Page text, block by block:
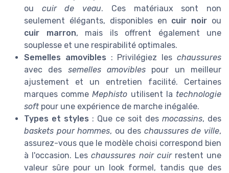
ou cuir de veau. Ces matériaux sont non
seulement élégants, disponibles en cuir noir ou
cuir marron, mais ils offrent également une
souplesse et une respirabilité optimales.
Semelles amovibles : Privilégiez leschaussures
avec des semelles amovibles pour un meilleur
ajustement et un entretien facilité. Certaines
marques commeMephisto utilisent la technologie
softpour une expérience de marche inégalée.
Types et styles : Que ce soit des mocassins, des
baskets pour hommes, ou des chaussures de ville,
assurez-vous que le modèle choisi correspond bien
à l'occasion. Leschaussures noir cuirrestent une
valeur sûre pour un look formel, tandis que des